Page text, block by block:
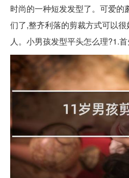
时尚的一种短发发型了。可爱的
们了,整齐利落的剪裁方式可以
人。小男孩发型平头怎么理?1.